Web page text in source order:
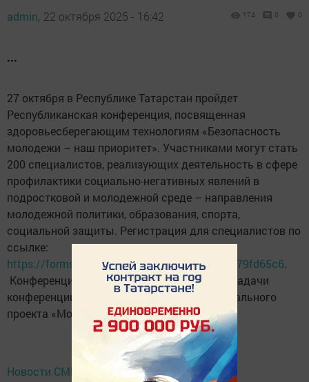
admin, 22 октября 2025 - 16:42 174 0 0
...
27 октября в Республике Татарстан пройдет
Республиканская конференция, посвященная
здоровьесберегающим технологиям «Безопасность
молодежи – наш приоритет». Участниками могут стать
200 специалистов, реализующих деятельность в сфере
профилактики социально-негативных явлений в
подростковой и молодежной среде – направления
молодежной политики, образования, спорта,
социальной защиты. Регистрация для специалистов по
ссылке:
https://forms.yandex.ru/u/68e604e090fa7b4879fd65c6.
Конференция продлится с 10.00 до 18.00. Задачи
конференции соответствуют целям национального
проекта «Молодежь и дети».
Новости СМИ2